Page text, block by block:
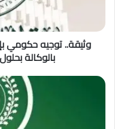
وثيقة.. توجيه حكومي
بالوكالة بحلول 30 تشرين الثاني المقبل